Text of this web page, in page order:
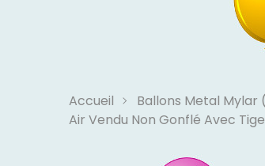
Accueil Ballons Metal Mylar
Air Vendu Non Gonflé Avec Tige